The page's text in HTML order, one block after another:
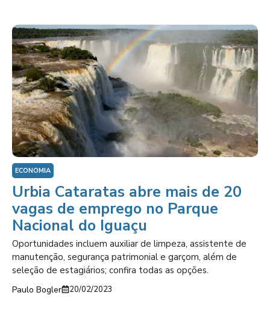
ECONOMIA
Urbia Cataratas abre mais de 20
vagas de emprego no Parque
Nacional do Iguaçu
Oportunidades incluem auxiliar de limpeza, assistente de
manutenção, segurança patrimonial e garçom, além de
seleção de estagiários; confira todas as opções.
Paulo Bogler 20/02/2023